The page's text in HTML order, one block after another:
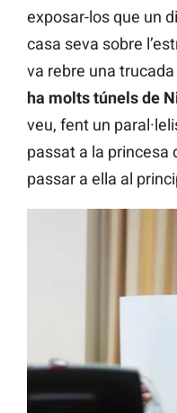
exposar-los que un
casa seva sobre
va rebre una
ha molts túnels de
veu, fent un
passat a la princesa
passar a ella al